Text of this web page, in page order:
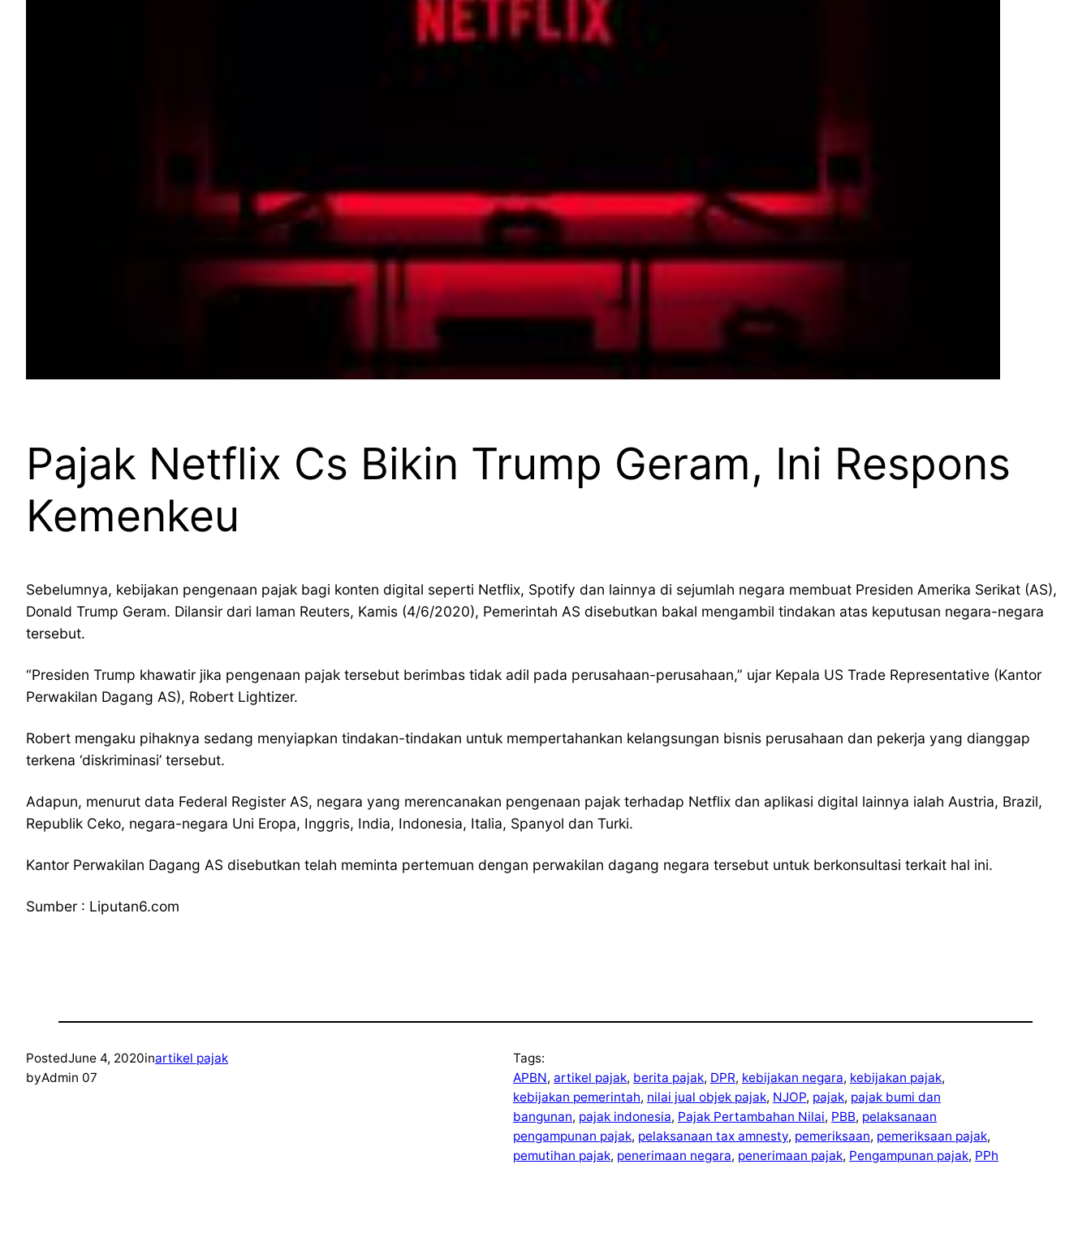
Pajak Netflix Cs Bikin Trump Geram, Ini Respons
Kemenkeu
Sebelumnya, kebijakan pengenaan pajak bagi konten digital seperti Netflix, Spotify dan lainnya di sejumlah negara membuat Presiden Amerika Serikat (AS),
Donald Trump Geram. Dilansir dari laman Reuters, Kamis (4/6/2020), Pemerintah AS disebutkan bakal mengambil tindakan atas keputusan negara-negara
tersebut.
“Presiden Trump khawatir jika pengenaan pajak tersebut berimbas tidak adil pada perusahaan-perusahaan,” ujar Kepala US Trade Representative (Kantor
Perwakilan Dagang AS), Robert Lightizer.
Robert mengaku pihaknya sedang menyiapkan tindakan-tindakan untuk mempertahankan kelangsungan bisnis perusahaan dan pekerja yang dianggap
terkena ‘diskriminasi’ tersebut.
Adapun, menurut data Federal Register AS, negara yang merencanakan pengenaan pajak terhadap Netflix dan aplikasi digital lainnya ialah Austria, Brazil,
Republik Ceko, negara-negara Uni Eropa, Inggris, India, Indonesia, Italia, Spanyol dan Turki.
Kantor Perwakilan Dagang AS disebutkan telah meminta pertemuan dengan perwakilan dagang negara tersebut untuk berkonsultasi terkait hal ini.
Sumber : Liputan6.com
PostedJune 4, 2020inartikel pajak
byAdmin 07
Tags:
APBN, artikel pajak, berita pajak, DPR, kebijakan negara, kebijakan pajak
kebijakan pemerintah, nilai jual objek pajak, NJOP, pajak, pajak bumi dan
bangunan, pajak indonesia, Pajak Pertambahan Nilai, PBB, pelaksanaan
pengampunan pajak, pelaksanaan tax amnesty, pemeriksaan, pemeriksaan pajak
pemutihan pajak, penerimaan negara, penerimaan pajak, Pengampunan pajak, PPh